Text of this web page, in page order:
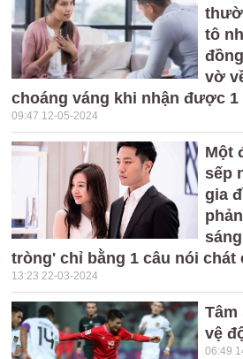
tô
vờ
choáng váng khi nhận được 1
09:47 12-05-2024
Một
sếp
gia
tròng' chỉ bằng 1 câu nói chát
13:23 22-03-2024
vệ
06:49